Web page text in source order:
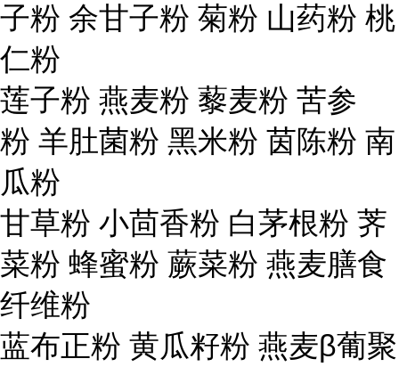
子粉 余甘子粉 菊粉 山药粉 桃
仁粉
莲子粉 燕麦粉 藜麦粉 苦参
粉 羊肚菌粉 黑米粉 茵陈粉 南
瓜粉
甘草粉 小茴香粉 白茅根粉 荠
菜粉 蜂蜜粉 蕨菜粉 燕麦膳食
纤维粉
蓝布正粉 黄瓜籽粉 燕麦β葡聚